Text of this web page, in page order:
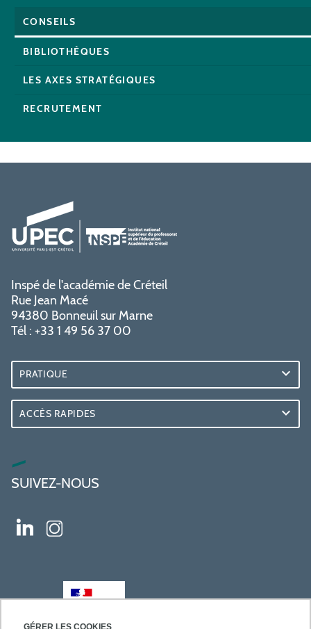
CONSEILS
BIBLIOTHÈQUES
LES AXES STRATÉGIQUES
RECRUTEMENT
Inspé de l'académie de Créteil
Rue Jean Macé
94380 Bonneuil sur Marne
Tél : +33 1 49 56 37 00
PRATIQUE
ACCÈS RAPIDES
SUIVEZ-NOUS